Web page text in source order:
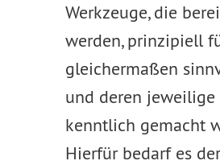
Werkzeuge, die
werden, prinzipiell
gleichermaßen
und deren
kenntlich gemacht
Hierfür bedarf es der